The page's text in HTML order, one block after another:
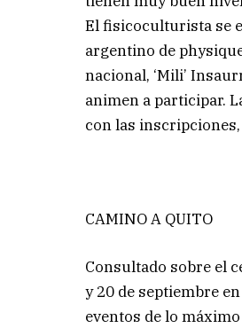
El fisicoculturista se
argentino de
nacional, ‘Mili’
animen a participar.
con las
CAMINO A QUITO
Consultado sobre el
y 20 de septiembre
eventos de lo